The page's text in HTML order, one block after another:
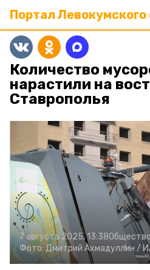
Портал Левокумского
Количество
нарастили на
Ставрополья
7 августа 2025, 13:38Общество
Фото:Дмитрий Ахмадуллин /